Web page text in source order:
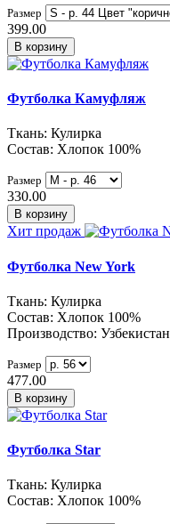
Размер
399.00
В корзину
Футболка Камуфляж
Ткань: Кулирка
Состав: Хлопок 100%
Размер
330.00
В корзину
Хит продаж
Футболка New York
Ткань: Кулирка
Состав: Хлопок 100%
Производство: Узбекистан
Размер
477.00
В корзину
Футболка Star
Ткань: Кулирка
Состав: Хлопок 100%